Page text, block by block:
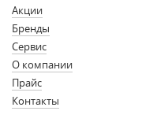
Акции
Бренды
Сервис
О компании
Прайс
Контакты